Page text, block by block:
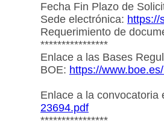
Fecha Fin Plazo de
Sede electrónica: https://
Requerimiento de
****************
Enlace a las Bases
BOE: https://
Enlace a la
23694.pdf
****************